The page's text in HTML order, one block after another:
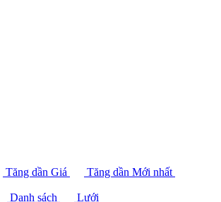
Tăng dần Giá Tăng dần Mới nhất
Danh sách
Lưới